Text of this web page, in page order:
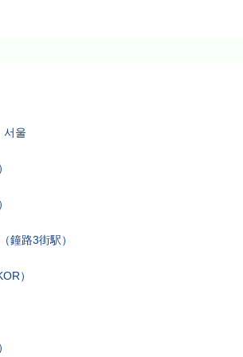
울
鐘路3街駅）
）